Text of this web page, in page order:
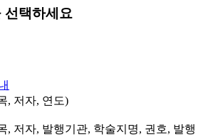
선택하세요
, 저자, 연도)
, 저자, 발행기관, 학술지명, 권호, 발행